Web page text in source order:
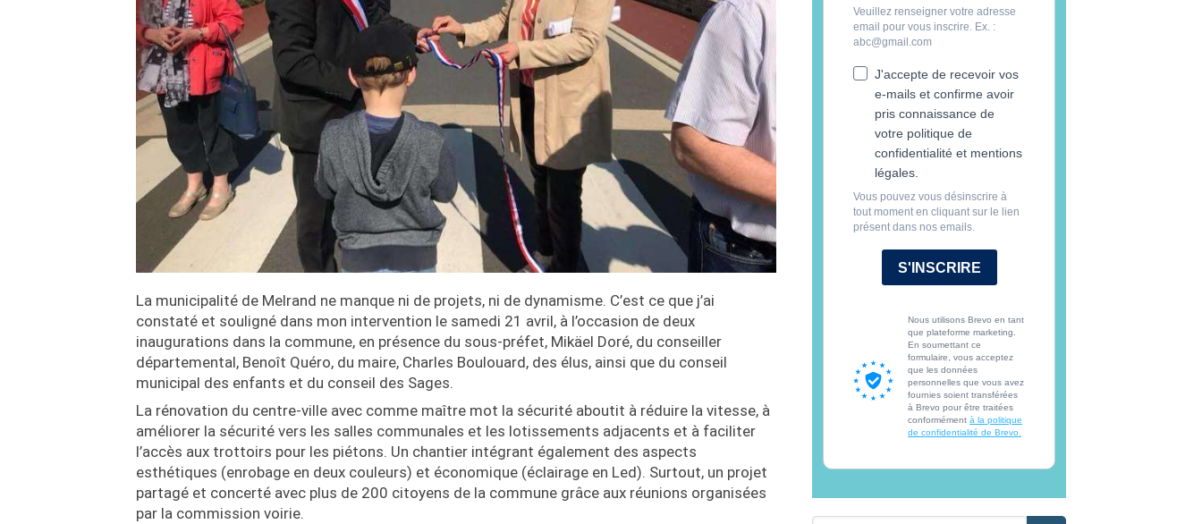
La municipalité de Melrand ne manque ni de projets, ni de dynamisme. C’est ce que j’ai
constaté et souligné dans mon intervention le samedi 21 avril, à l’occasion de deux
inaugurations dans la commune, en présence du sous-préfet, Mikäel Doré, du conseiller
départemental, Benoît Quéro, du maire, Charles Boulouard, des élus, ainsi que du conseil
municipal des enfants et du conseil des Sages.
La rénovation du centre-ville avec comme maître mot la sécurité aboutit à réduire la vitesse, à
améliorer la sécurité vers les salles communales et les lotissements adjacents et à faciliter
l’accès aux trottoirs pour les piétons. Un chantier intégrant également des aspects
esthétiques (enrobage en deux couleurs) et économique (éclairage en Led). Surtout, un projet
partagé et concerté avec plus de 200 citoyens de la commune grâce aux réunions organisées
par la commission voirie.
Veuillez renseigner votre adresse
email pour vous inscrire. Ex. :
abc@gmail.com
J'accepte de recevoir vos
e-mails et confirme avoir
pris connaissance de
votre politique de
confidentialité et mentions
légales.
Vous pouvez vous désinscrire à
tout moment en cliquant sur le lien
présent dans nos emails.
S'INSCRIRE
Nous utilisons Brevo en tant
que plateforme marketing.
En soumettant ce
formulaire, vous acceptez
que les données
personnelles que vous avez
fournies soient transférées
à Brevo pour être traitées
conformément à la politique
de confidentialité de Brevo.